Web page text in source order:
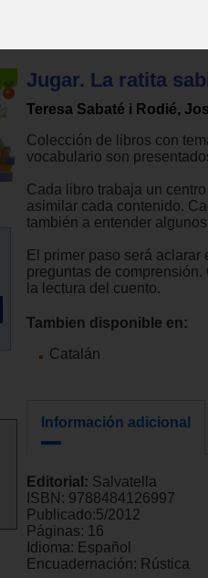
Jugar. La ratita
Teresa Sabaté i Rodié,
Colección de libros con
vocabulario son
Cada libro trabaja un
asimilar cada contenido.
también a entender
El primer paso será
preguntas de
la lectura del cuento.
Tambien disponible en:
Catalán
Información adicional
Editorial: Salvatella
ISBN: 9788484126997
Publicado:5/2012
Páginas: 16
Idioma: Español
Encuadernación: Rústica